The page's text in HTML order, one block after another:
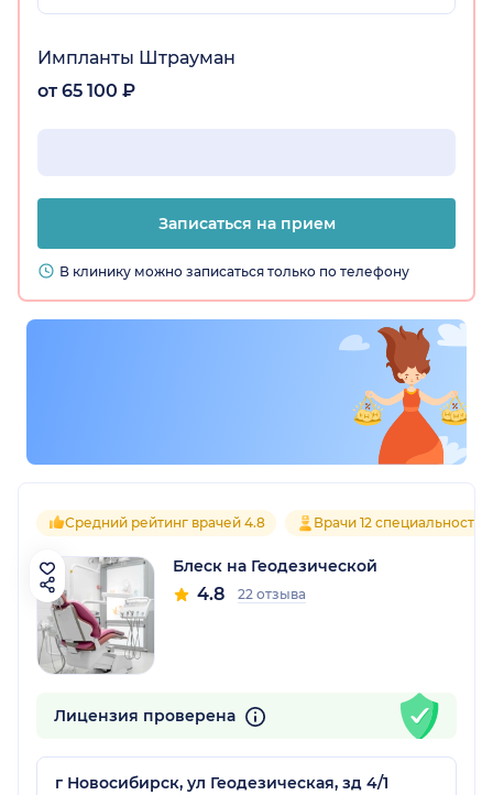
Импланты Штрауман
от 65 100 ₽
Записаться на прием
В клинику можно записаться только по телефону
Средний рейтинг врачей 4.8 Врачи 12 специальностей
Блеск на Геодезической
4.8 22 отзыва
Лицензия проверена
г Новосибирск, ул Геодезическая, зд 4/1